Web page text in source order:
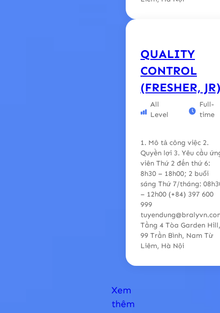
QUALITY
CONTROL
(FRESHER, JR)
All
Level
Full-
time
1. Mô tả công việc 2.
Quyền lợi 3. Yêu cầu
viên Thứ 2 đến thứ 6:
8h30 – 18h00; 2 buổi
sáng Thứ 7/tháng:
– 12h00 (+84) 397 600
999
Tầng 4 Tòa Garden Hill,
99 Trần Bình, Nam Từ
Liêm, Hà Nội
Xem
thêm